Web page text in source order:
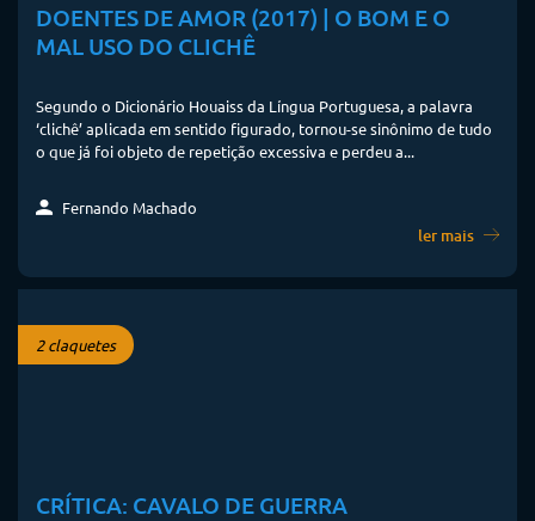
DOENTES DE AMOR (2017) | O BOM E O
MAL USO DO CLICHÊ
Segundo o Dicionário Houaiss da Língua Portuguesa, a palavra
‘clichê’ aplicada em sentido figurado, tornou-se sinônimo de tudo
o que já foi objeto de repetição excessiva e perdeu a...
Fernando Machado
ler mais
2 claquetes
CRÍTICA: CAVALO DE GUERRA